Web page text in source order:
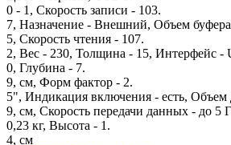
0 - 1, Скорость записи - 103.
7, Назначение - Внешний, Объем
5, Скорость чтения - 107.
2, Вес - 230, Толщина - 15, Интерфейс -
0, Глубина - 7.
9, см, Форм фактор - 2.
5", Индикация включения - есть,
9, см, Скорость передачи данных - до
0,23 кг, Высота - 1.
4, см